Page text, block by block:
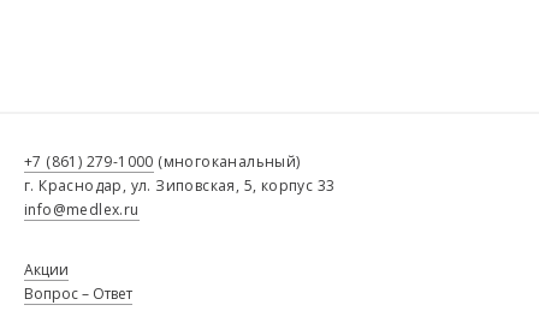
+7 (861) 279-1000 (многоканальный)
г. Краснодар, ул. Зиповская, 5, корпус 33
info@medlex.ru
Акции
Вопрос – Ответ